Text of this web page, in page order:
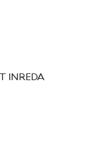
INREDA